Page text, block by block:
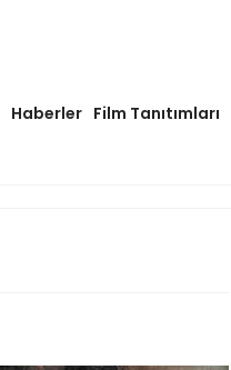
Haberler Film Tanıtımları